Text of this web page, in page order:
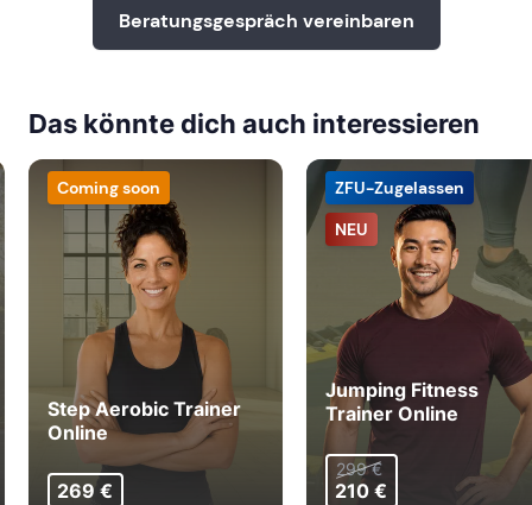
Beratungsgespräch vereinbaren
Das könnte dich auch interessieren
Coming soon
Step Aerobic Trainer
Online
269 €
NEU
ZFU-Zugelassen
Jumping Fitness
Trainer Online
299 €
210 €